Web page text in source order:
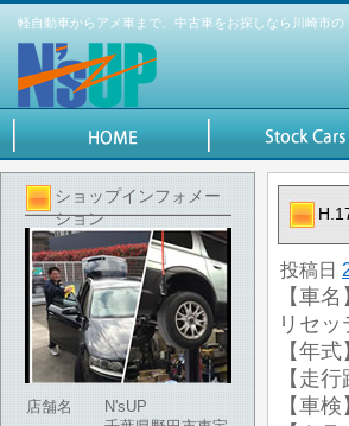
軽自動車からアメ車まで、中古車をお探しなら川崎市の
ショップインフォメー
ション
店舗名
N'sUP
投稿日
【車
リセ
【年
【走
【車